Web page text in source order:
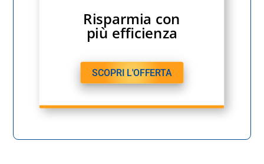
Risparmia con
più efficienza
SCOPRI L'OFFERTA